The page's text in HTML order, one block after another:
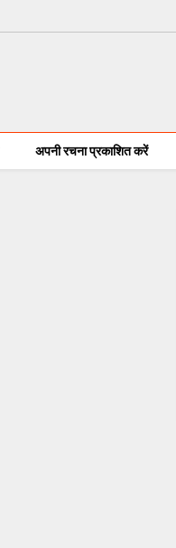
अपनी रचना प्रकाशित करें